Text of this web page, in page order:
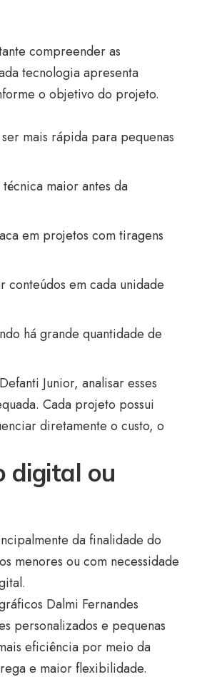
compreender as
tecnologia apresenta
o objetivo do projeto.
mais rápida para pequenas
maior antes da
em projetos com tiragens
em cada unidade
há grande quantidade de
Junior, analisar esses
Cada projeto possui
diretamente o custo, o
digital ou
da finalidade do
menores ou com necessidade
Dalmi Fernandes
personalizados e pequenas
eficiência por meio da
e maior flexibilidade.